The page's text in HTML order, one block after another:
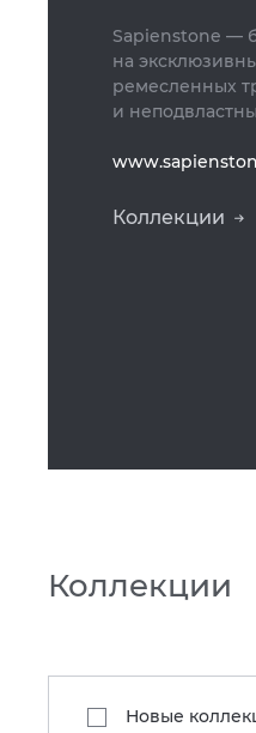
Sapienstone —
на
ремесленных
и
Коллекции
Коллекции
Новые